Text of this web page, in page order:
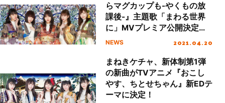
らマグカップも-やくもの放
課後-』主題歌「まわる世界
に」MVプレミア公開決定！
リリースを記念したサブスク
NEWS 2021.04.20
まねきケチャ、新体制第1弾
の新曲がTVアニメ『おこし
やす、ちとせちゃん』新EDテ
ーマに決定！